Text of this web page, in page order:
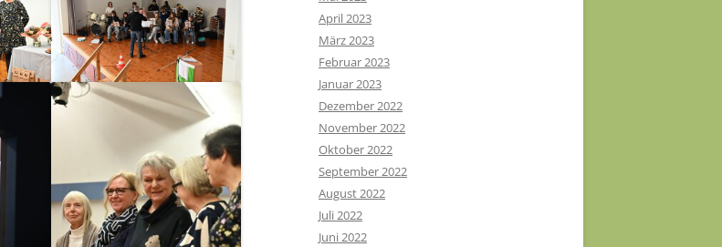
April 2023
März 2023
Februar 2023
Januar 2023
Dezember 2022
November 2022
Oktober 2022
September 2022
August 2022
Juli 2022
Juni 2022